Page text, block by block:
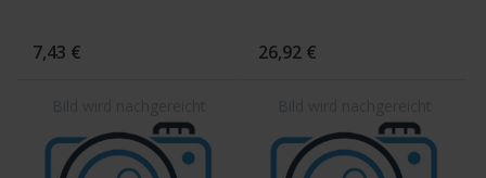
7,43 € 26,92 €